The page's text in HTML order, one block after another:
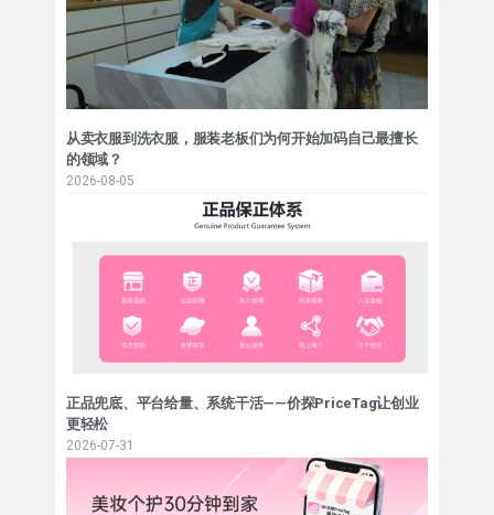
从卖衣服到洗衣服，服装老板们为何开始加码自己最擅长
的领域？
2026-08-05
正品兜底、平台给量、系统干活——价探PriceTag让创业
更轻松
2026-07-31